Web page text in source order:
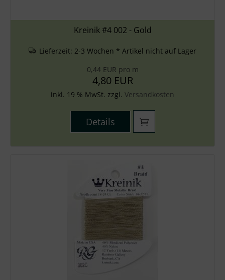
Kreinik #4 002 - Gold
Lieferzeit: 2-3 Wochen * Artikel nicht auf Lager
0,44 EUR pro m
4,80 EUR
inkl. 19 % MwSt. zzgl. Versandkosten
Details